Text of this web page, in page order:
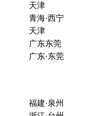
天津
青海·西宁
天津
广东东莞
广东·东莞
福建·泉州